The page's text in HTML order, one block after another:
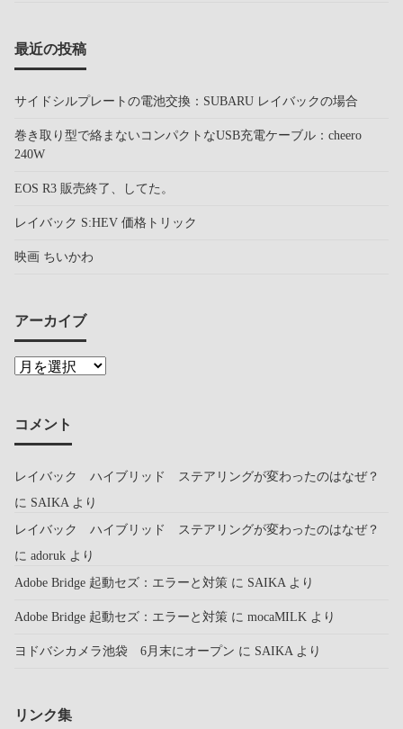
最近の投稿
サイドシルプレートの電池交換：SUBARU レイバックの場合
巻き取り型で絡まないコンパクトなUSB充電ケーブル：cheero
240W
EOS R3 販売終了、してた。
レイバック S:HEV 価格トリック
映画 ちいかわ
アーカイブ
コメント
レイバック ハイブリッド ステアリングが変わったのはなぜ？
に SAIKA より
レイバック ハイブリッド ステアリングが変わったのはなぜ？
に adoruk より
Adobe Bridge 起動セズ：エラーと対策 に SAIKA より
Adobe Bridge 起動セズ：エラーと対策 に mocaMILK より
ヨドバシカメラ池袋 6月末にオープン に SAIKA より
リンク集